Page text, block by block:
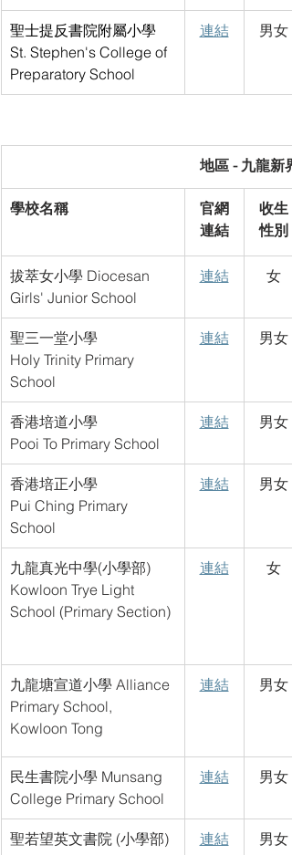
聖士提反書院附屬小學
St. Stephen's College of
Preparatory School
連結 男女
地區 - 九龍新
學校名稱
官網
連結
收生
性別
拔萃女小學 Diocesan
Girls' Junior School
連結 女
聖三一堂小學
Holy Trinity Primary
School
連結 男女
香港培道小學
Pooi To Primary School
連結 男女
香港培正小學
Pui Ching Primary
School
連結 男女
九龍真光中學(小學部)
Kowloon Trye Light
School (Primary Section)
連結 女
九龍塘宣道小學 Alliance
Primary School,
Kowloon Tong
連結 男女
民生書院小學 Munsang
College Primary School
連結 男女
聖若望英文書院 (小學部)
連結 男女